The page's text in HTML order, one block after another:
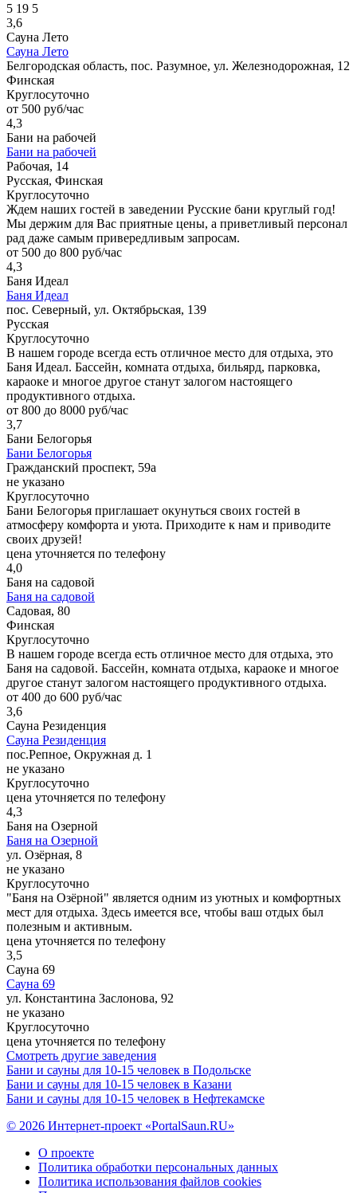
5 19 5
3,6
Сауна Лето
Сауна Лето
Белгородская область, пос. Разумное, ул. Железнодорожная, 12
Финская
Круглосуточно
от 500 руб/час
4,3
Бани на рабочей
Бани на рабочей
Рабочая, 14
Русская, Финская
Круглосуточно
Ждем наших гостей в заведении Русские бани круглый год!
Мы держим для Вас приятные цены, а приветливый персонал
рад даже самым привередливым запросам.
от 500 до 800 руб/час
4,3
Баня Идеал
Баня Идеал
пос. Северный, ул. Октябрьская, 139
Русская
Круглосуточно
В нашем городе всегда есть отличное место для отдыха, это
Баня Идеал. Бассейн, комната отдыха, бильярд, парковка,
караоке и многое другое станут залогом настоящего
продуктивного отдыха.
от 800 до 8000 руб/час
3,7
Бани Белогорья
Бани Белогорья
Гражданский проспект, 59а
не указано
Круглосуточно
Бани Белогорья приглашает окунуться своих гостей в
атмосферу комфорта и уюта. Приходите к нам и приводите
своих друзей!
цена уточняется по телефону
4,0
Баня на садовой
Баня на садовой
Садовая, 80
Финская
Круглосуточно
В нашем городе всегда есть отличное место для отдыха, это
Баня на садовой. Бассейн, комната отдыха, караоке и многое
другое станут залогом настоящего продуктивного отдыха.
от 400 до 600 руб/час
3,6
Сауна Резиденция
Сауна Резиденция
пос.Репное, Окружная д. 1
не указано
Круглосуточно
цена уточняется по телефону
4,3
Баня на Озерной
Баня на Озерной
ул. Озёрная, 8
не указано
Круглосуточно
"Баня на Озёрной" является одним из уютных и комфортных
мест для отдыха. Здесь имеется все, чтобы ваш отдых был
полезным и активным.
цена уточняется по телефону
3,5
Сауна 69
Сауна 69
ул. Константина Заслонова, 92
не указано
Круглосуточно
цена уточняется по телефону
Смотреть другие заведения
Бани и сауны для 10-15 человек в Подольске
Бани и сауны для 10-15 человек в Казани
Бани и сауны для 10-15 человек в Нефтекамске
© 2026 Интернет-проект «PortalSaun.RU»
О проекте
Политика обработки персональных данных
Политика использования файлов cookies